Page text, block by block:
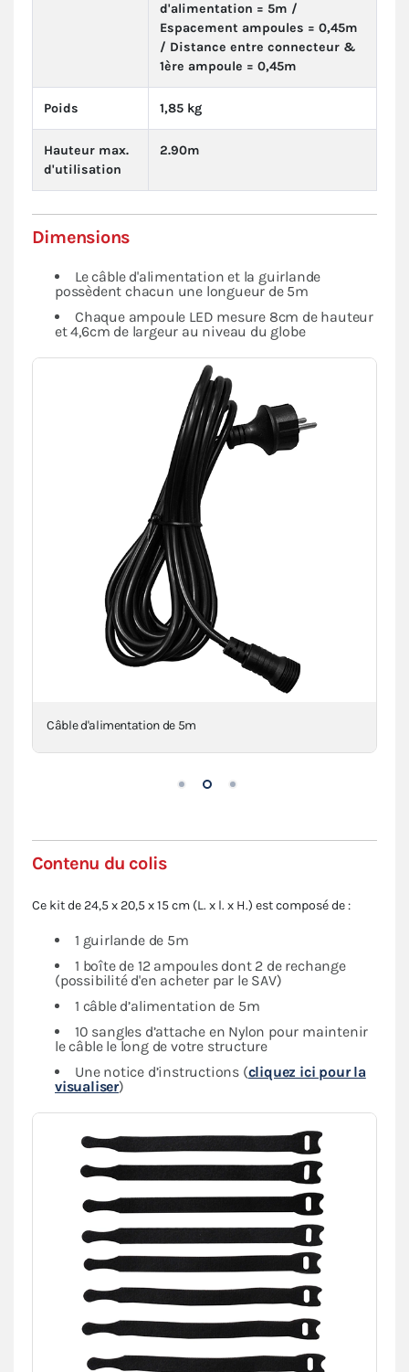
d'alimentation = 5m /
Espacement ampoules = 0,45m
/ Distance entre connecteur &
1ère ampoule = 0,45m
Poids 1,85 kg
Hauteur max.
d'utilisation
2.90m
Dimensions
Le câble d'alimentation et la guirlande
possèdent chacun une longueur de 5m
Chaque ampoule LED mesure 8cm de hauteur
et 4,6cm de largeur au niveau du globe
Câble d'alimentation de 5m
Contenu du colis
Ce kit de 24,5 x 20,5 x 15 cm (L. x l. x H.) est composé de :
1 guirlande de 5m
1 boîte de 12 ampoules dont 2 de rechange
(possibilité d'en acheter par le SAV)
1 câble d’alimentation de 5m
10 sangles d’attache en Nylon pour maintenir
le câble le long de votre structure
Une notice d’instructions (cliquez ici pour la
visualiser)